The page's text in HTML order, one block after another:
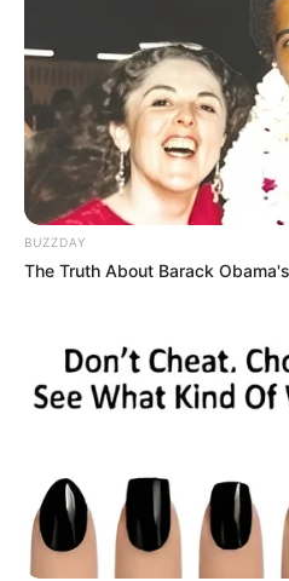
BUZZDAY
The Truth About Barack